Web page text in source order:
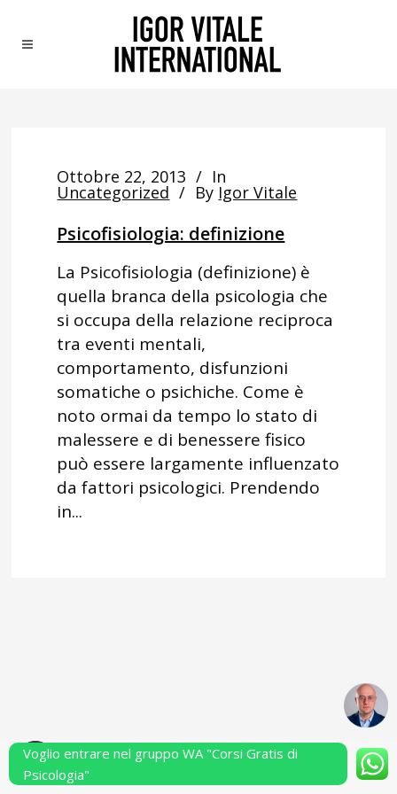
Ottobre 22, 2013 In
Uncategorized By Igor Vitale
Psicofisiologia: definizione
La Psicofisiologia (definizione) è
quella branca della psicologia che
si occupa della relazione reciproca
tra eventi mentali,
comportamento, disfunzioni
somatiche o psichiche. Come è
noto ormai da tempo lo stato di
malessere e di benessere fisico
può essere largamente influenzato
da fattori psicologici. Prendendo
in...
Powered by Performarsi S.a.s.
Voglio entrare nel gruppo WA "Corsi Gratis di
Psicologia"